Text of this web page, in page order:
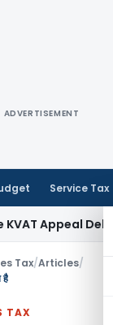
ADVERTISEMENT
Service Tax
DelayIncome Tax
Tax/Articles/
है
TAX